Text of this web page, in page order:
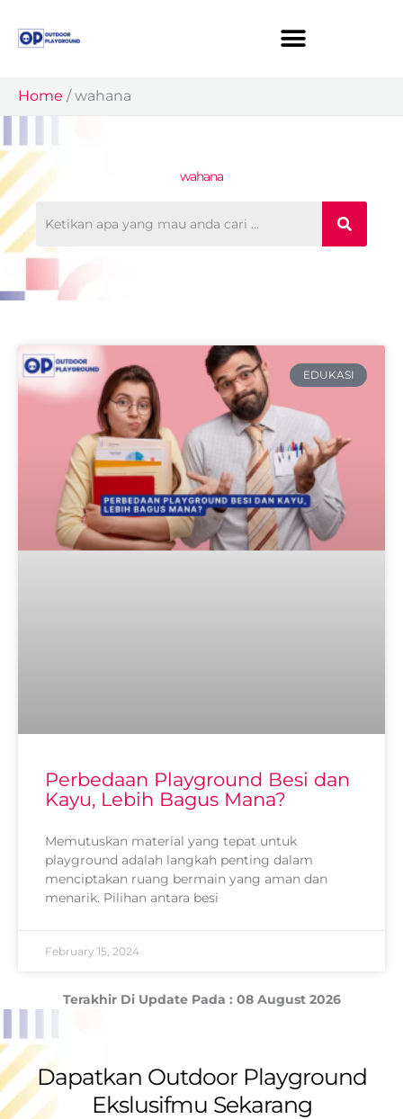
content
Home /wahana
wahana
EDUKASI
Perbedaan Playground Besi dan
Kayu, Lebih Bagus Mana?
Memutuskan material yang tepat untuk
playground adalah langkah penting dalam
menciptakan ruang bermain yang aman dan
menarik. Pilihan antara besi
February 15, 2024
Terakhir Di Update Pada : 08 August 2026
Dapatkan Outdoor Playground
Ekslusifmu Sekarang